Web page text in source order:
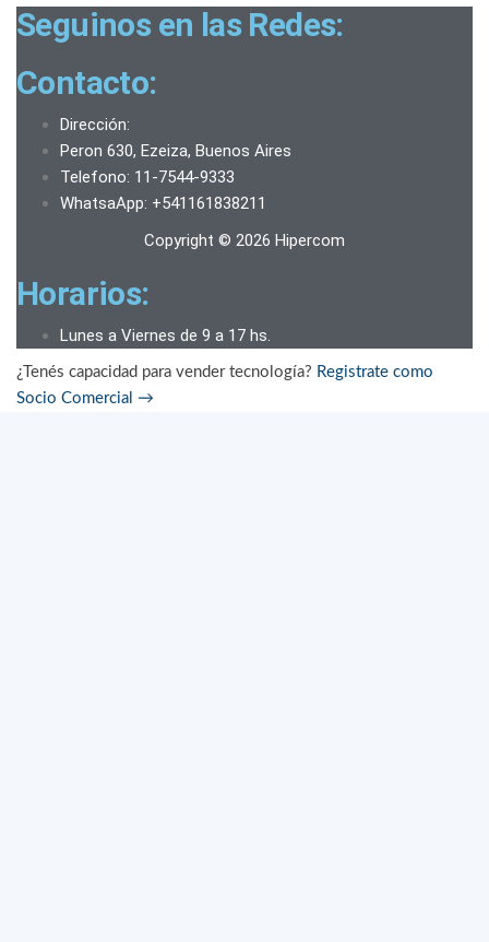
Seguinos en las Redes:
Contacto:
Dirección:
Peron 630, Ezeiza, Buenos Aires
Telefono: 11-7544-9333
WhatsaApp: +541161838211
Copyright © 2026 Hipercom
Horarios:
Lunes a Viernes de 9 a 17 hs.
¿Tenés capacidad para vender tecnología? Registrate como
Socio Comercial →